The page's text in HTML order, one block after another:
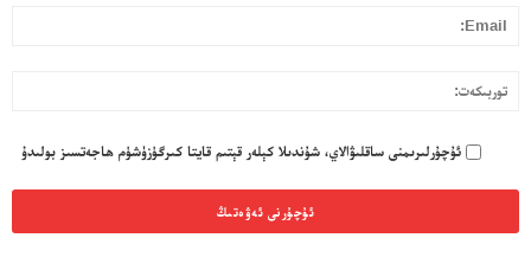
ئۇچۇرلىرىمنى ساقلىۋالاي، شۇندىلا كېلەر قېتىم قايتا كىرگۈزۈشۈم ھاجەتسىز بولىدۇ